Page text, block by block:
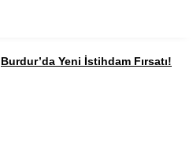
Burdur’da Yeni İstihdam Fırsatı!